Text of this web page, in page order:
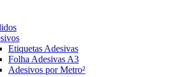
Etiquetas Adesivas
Folha Adesivas A3
Adesivos por Metro²